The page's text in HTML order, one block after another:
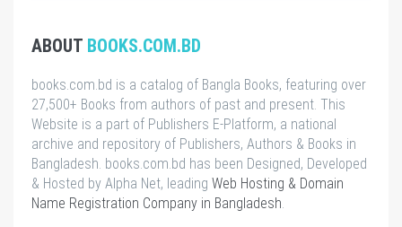
ABOUT BOOKS.COM.BD
books.com.bd is a catalog of Bangla Books, featuring over
27,500+ Books from authors of past and present. This
Website is a part of Publishers E-Platform, a national
archive and repository of Publishers, Authors & Books in
Bangladesh. books.com.bd has been Designed, Developed
& Hosted by Alpha Net, leading Web Hosting & Domain
Name Registration Company in Bangladesh